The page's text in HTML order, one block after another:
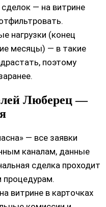
— на витрине
нагрузки (конец
месяцы) — в такие
поэтому
Люберец —
— все заявки
каналам, данные
сделка проходит
процедурам.
витрине в карточках